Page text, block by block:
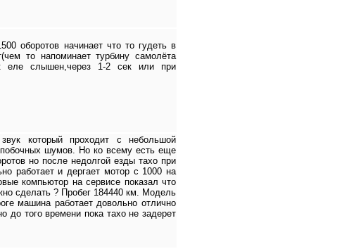
оборотов начинает что то гудеть в
то напоминает турбину самолёта
еле слышен,через 1-2 сек или при
который проходит с небольшой
шумов. Но ко всему есть еще
но после недолгой езды тахо при
работает и дергает мотор с 1000 на
компьютор на сервисе показал что
сделать ? Пробег 184440 км. Модель
машина работает довольно отлично
до того времени пока тахо не задерет